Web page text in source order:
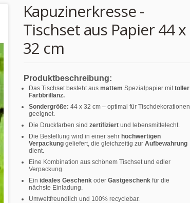
Kapuzinerkresse -
Tischset aus Papier 44 x
32 cm
Produktbeschreibung:
Das Tischset besteht aus mattem Spezialpapier mittoller
Farbbrillanz.
Sondergröße: 44 x 32 cm – optimal für Tischdekorationen
geeignet.
Die Druckfarben sind zertifiziert und lebensmittelecht.
Die Bestellung wird in einer sehr hochwertigen
Verpackung geliefert, die gleichzeitig zur Aufbewahrung
dient.
Eine Kombination aus schönem Tischset und edler
Verpackung.
Ein ideales Geschenk oder Gastgeschenk für die
nächste Einladung.
Umweltfreundlich und 100% recyclebar.